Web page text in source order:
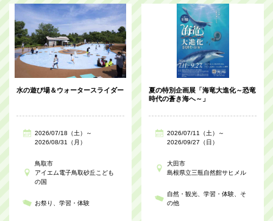
水の遊び場＆ウォータースライダー
2026/07/18（土）～
2026/08/31（月）
鳥取市
アイエム電子鳥取砂丘こども
の国
お祭り 学習・体験
夏の特別企画展「海竜大進化～恐竜
時代の蒼き海へ～」
2026/07/11（土）～
2026/09/27（日）
大田市
島根県立三瓶自然館サヒメル
自然・観光 学習・体験
そ
の他